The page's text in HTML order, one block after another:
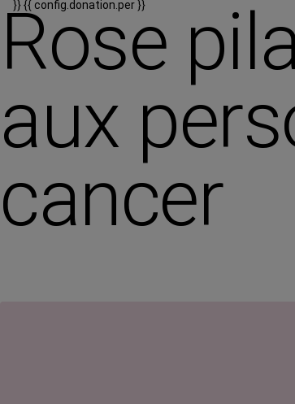
}}{{ config.donation.per }}
Rose
aux
cancer